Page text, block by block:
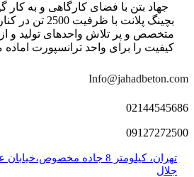
جهاد بتن با فضای کارگاهی و به کار
بچینگ پلانت با ظرفیت
متخصص و پر تلاش واحدهای تولید و
کیفیت را برای واحد ترانسپورت اماده
Info@jahadbeton.com
02144545686
09127272500
تهران، کیلومتر 8 جاده
جلال